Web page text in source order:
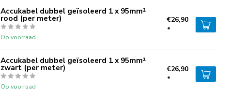
Accukabel dubbel geïsoleerd 1 x 95mm²
rood (per meter)
Op voorraad
€26,90
*
Accukabel dubbel geïsoleerd 1 x 95mm²
zwart (per meter)
Op voorraad
€26,90
*